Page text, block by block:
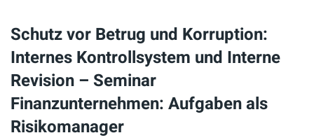
Schutz vor Betrug und Korruption:
Internes Kontrollsystem und Interne
Revision – Seminar
Finanzunternehmen: Aufgaben als
Risikomanager